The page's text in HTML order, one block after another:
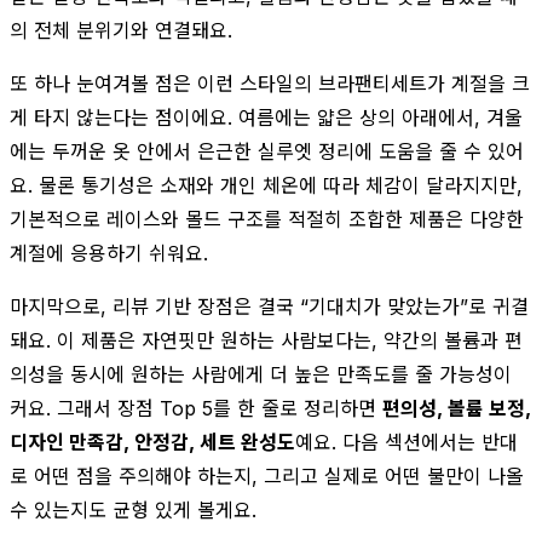
의 전체 분위기와 연결돼요.
또 하나 눈여겨볼 점은 이런 스타일의 브라팬티세트가 계절을 크
게 타지 않는다는 점이에요. 여름에는 얇은 상의 아래에서, 겨울
에는 두꺼운 옷 안에서 은근한 실루엣 정리에 도움을 줄 수 있어
요. 물론 통기성은 소재와 개인 체온에 따라 체감이 달라지지만,
기본적으로 레이스와 몰드 구조를 적절히 조합한 제품은 다양한
계절에 응용하기 쉬워요.
마지막으로, 리뷰 기반 장점은 결국 “기대치가 맞았는가”로 귀결
돼요. 이 제품은 자연핏만 원하는 사람보다는, 약간의 볼륨과 편
의성을 동시에 원하는 사람에게 더 높은 만족도를 줄 가능성이
커요. 그래서 장점 Top 5를 한 줄로 정리하면 편의성, 볼륨 보정,
디자인 만족감, 안정감, 세트 완성도예요. 다음 섹션에서는 반대
로 어떤 점을 주의해야 하는지, 그리고 실제로 어떤 불만이 나올
수 있는지도 균형 있게 볼게요.